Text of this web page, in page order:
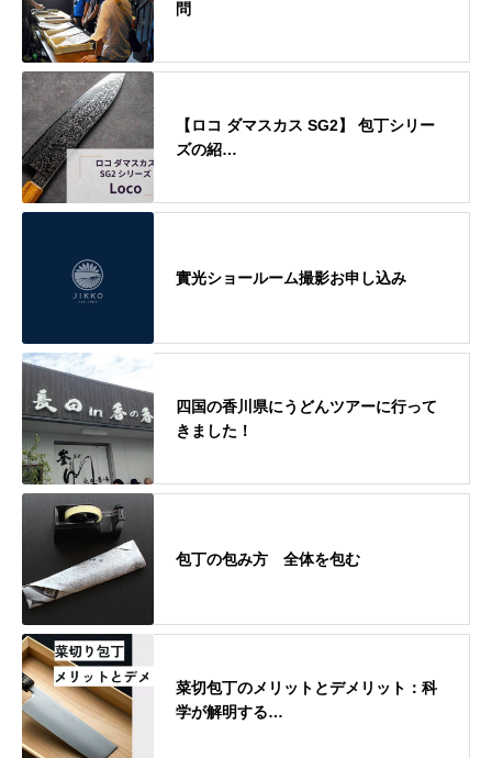
問
【ロコ ダマスカス SG2】 包丁シリー
ズの紹…
實光ショールーム撮影お申し込み
四国の香川県にうどんツアーに行って
きました！
包丁の包み方 全体を包む
菜切包丁のメリットとデメリット：科
学が解明する…